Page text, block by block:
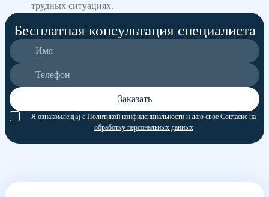
трудных ситуациях.
Бесплатная консультация специалиста
Заказать
Я ознакомлен(а) с Политикой конфиденциальности и даю свое Согласие на
обработку персональных данных